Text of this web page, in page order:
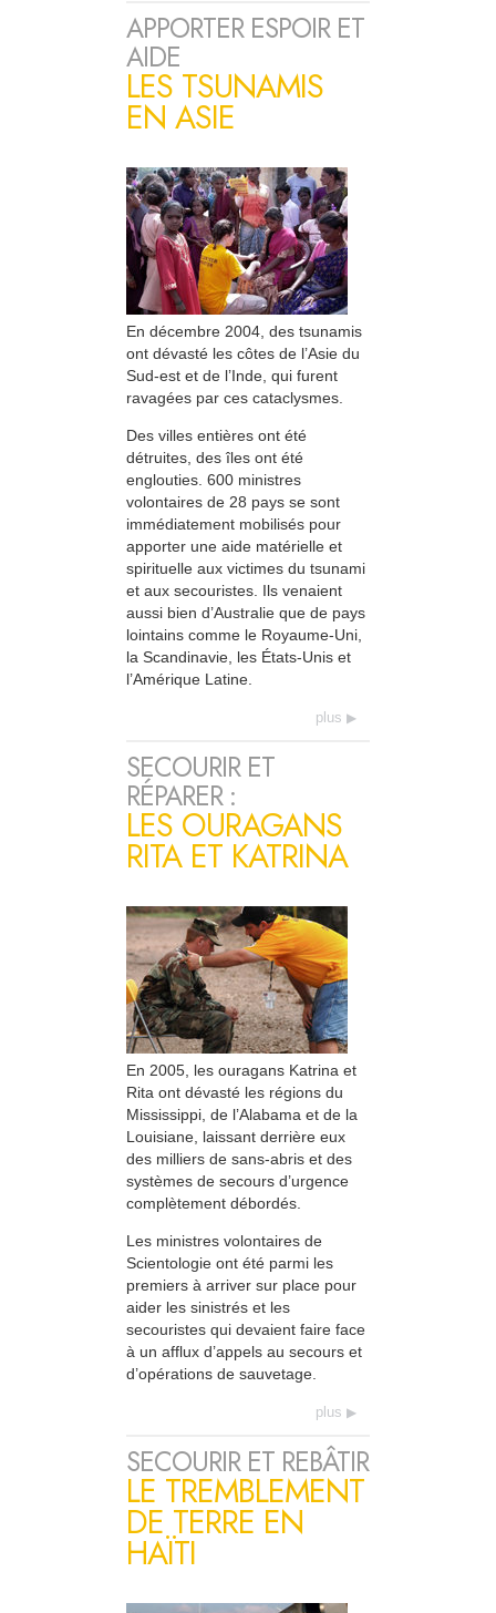
APPORTER ESPOIR ET
AIDE
LES TSUNAMIS
EN ASIE
En décembre 2004, des tsunamis
ont dévasté les côtes de l’Asie du
Sud-est et de l’Inde, qui furent
ravagées par ces cataclysmes.
Des villes entières ont été
détruites, des îles ont été
englouties. 600 ministres
volontaires de 28 pays se sont
immédiatement mobilisés pour
apporter une aide matérielle et
spirituelle aux victimes du tsunami
et aux secouristes. Ils venaient
aussi bien d’Australie que de pays
lointains comme le Royaume-Uni,
la Scandinavie, les États-Unis et
l’Amérique Latine.
plus
SECOURIR ET
RÉPARER :
LES OURAGANS
RITA ET KATRINA
En 2005, les ouragans Katrina et
Rita ont dévasté les régions du
Mississippi, de l’Alabama et de la
Louisiane, laissant derrière eux
des milliers de sans-abris et des
systèmes de secours d’urgence
complètement débordés.
Les ministres volontaires de
Scientologie ont été parmi les
premiers à arriver sur place pour
aider les sinistrés et les
secouristes qui devaient faire face
à un afflux d’appels au secours et
d’opérations de sauvetage.
plus
SECOURIR ET REBÂTIR
LE TREMBLEMENT
DE TERRE EN
HAÏTI